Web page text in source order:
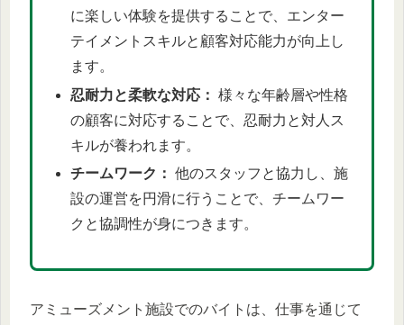
に楽しい体験を提供することで、エンター
テイメントスキルと顧客対応能力が向上し
ます。
忍耐力と柔軟な対応： 様々な年齢層や性格
の顧客に対応することで、忍耐力と対人ス
キルが養われます。
チームワーク： 他のスタッフと協力し、施
設の運営を円滑に行うことで、チームワー
クと協調性が身につきます。
アミューズメント施設でのバイトは、仕事を通じて